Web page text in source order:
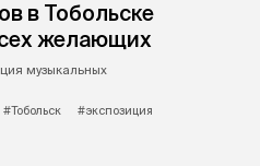
в Тобольске
желающих
музыкальных
#Тобольск
#экспозиция